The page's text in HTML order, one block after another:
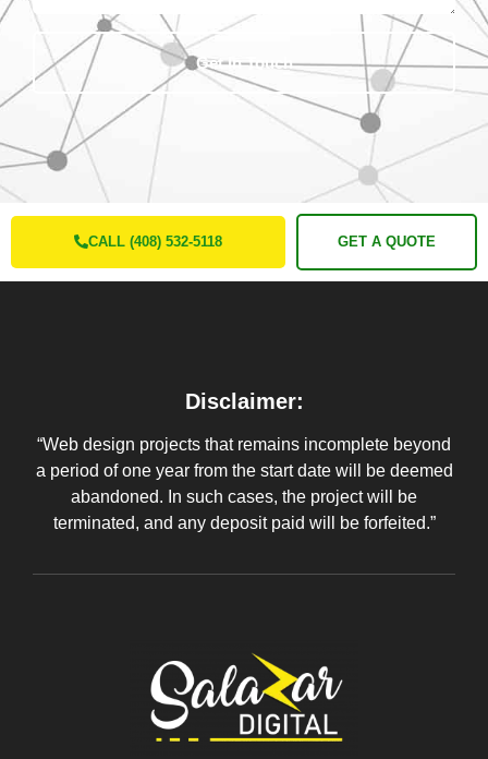
Get In Touch
CALL (408) 532-5118 GET A QUOTE
Disclaimer:
“Web design projects that remains incomplete beyond
a period of one year from the start date will be deemed
abandoned. In such cases, the project will be
terminated, and any deposit paid will be forfeited.”